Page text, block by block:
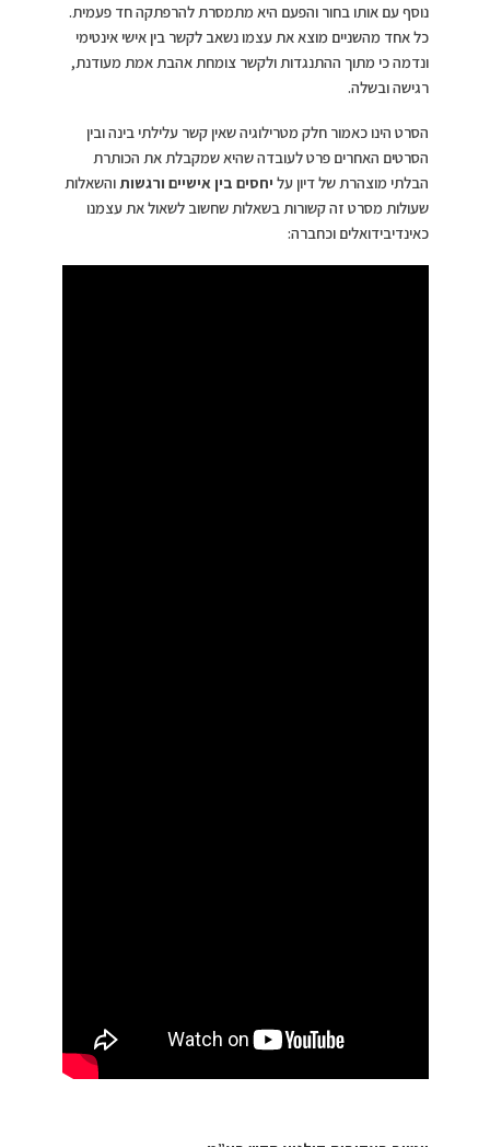
נוסף עם אותו בחור והפעם היא מתמסרת להרפתקה חד פעמית.
כל אחד מהשניים מוצא את עצמו נשאב לקשר בין אישי אינטימי
ונדמה כי מתוך ההתנגדות ולקשר צומחת אהבת אמת מעודנת,
רגישה ובשלה.
הסרט הינו כאמור חלק מטרילוגיה שאין קשר עלילתי בינה ובין
הסרטים האחרים פרט לעובדה שהיא שמקבלת את הכותרת
הבלתי מוצהרת של דיון על יחסים בין אישיים ורגשותוהשאלות
שעולות מסרט זה קשורות בשאלות שחשוב לשאול את עצמנו
כאינדיבידואלים וכחברה: